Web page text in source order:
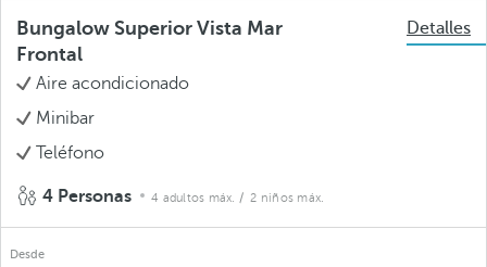
Bungalow Superior Vista Mar
Frontal
Detalles
Aire acondicionado
Minibar
Teléfono
4 Personas 4 adultos máx. / 2 niños máx.
Desde